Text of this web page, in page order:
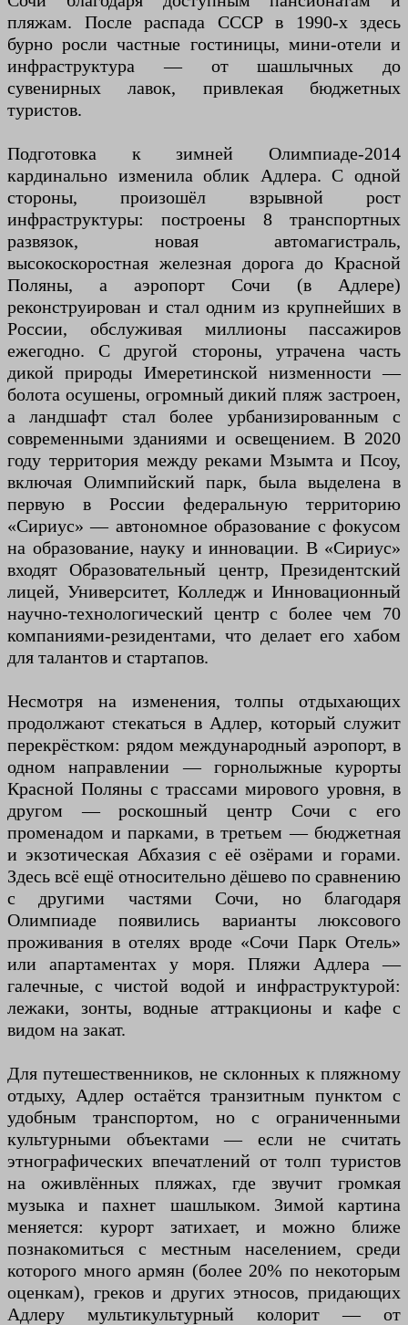
пляжам. После распада СССР в 1990-х здесь
бурно росли частные гостиницы, мини-отели и
инфраструктура — от шашлычных до
сувенирных лавок, привлекая бюджетных
туристов.
Подготовка к зимней Олимпиаде-2014
кардинально изменила облик Адлера. С одной
стороны, произошёл взрывной рост
инфраструктуры: построены 8 транспортных
развязок, новая автомагистраль,
высокоскоростная железная дорога до Красной
Поляны, а аэропорт Сочи (в Адлере)
реконструирован и стал одним из крупнейших в
России, обслуживая миллионы пассажиров
ежегодно. С другой стороны, утрачена часть
дикой природы Имеретинской низменности —
болота осушены, огромный дикий пляж застроен,
а ландшафт стал более урбанизированным с
современными зданиями и освещением. В 2020
году территория между реками Мзымта и Псоу,
включая Олимпийский парк, была выделена в
первую в России федеральную территорию
«Сириус» — автономное образование с фокусом
на образование, науку и инновации. В «Сириус»
входят Образовательный центр, Президентский
лицей, Университет, Колледж и Инновационный
научно-технологический центр с более чем 70
компаниями-резидентами, что делает его хабом
для талантов и стартапов.
Несмотря на изменения, толпы отдыхающих
продолжают стекаться в Адлер, который служит
перекрёстком: рядом международный аэропорт, в
одном направлении — горнолыжные курорты
Красной Поляны с трассами мирового уровня, в
другом — роскошный центр Сочи с его
променадом и парками, в третьем — бюджетная
и экзотическая Абхазия с её озёрами и горами.
Здесь всё ещё относительно дёшево по сравнению
с другими частями Сочи, но благодаря
Олимпиаде появились варианты люксового
проживания в отелях вроде «Сочи Парк Отель»
или апартаментах у моря. Пляжи Адлера —
галечные, с чистой водой и инфраструктурой:
лежаки, зонты, водные аттракционы и кафе с
видом на закат.
Для путешественников, не склонных к пляжному
отдыху, Адлер остаётся транзитным пунктом с
удобным транспортом, но с ограниченными
культурными объектами — если не считать
этнографических впечатлений от толп туристов
на оживлённых пляжах, где звучит громкая
музыка и пахнет шашлыком. Зимой картина
меняется: курорт затихает, и можно ближе
познакомиться с местным населением, среди
которого много армян (более 20% по некоторым
оценкам), греков и других этносов, придающих
Адлеру мультикультурный колорит — от